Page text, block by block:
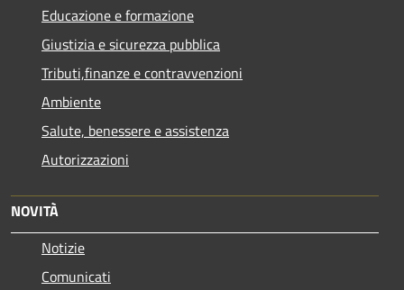
Educazione e formazione
Giustizia e sicurezza pubblica
Tributi,finanze e contravvenzioni
Ambiente
Salute, benessere e assistenza
Autorizzazioni
NOVITÀ
Notizie
Comunicati